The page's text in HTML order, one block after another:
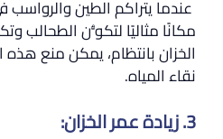
عندما يتراكم الطين والرواسب
مكانًا مثاليًا لتكوُّن الطحالب
الخزان بانتظام، يمكن منع
نقاء المياه.
3. زيادة عمر الخزان: